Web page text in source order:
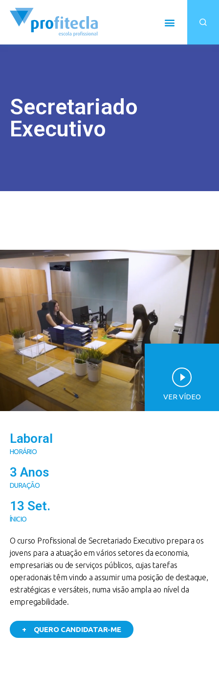
Secretariado
Executivo
VER VÍDEO
Laboral
HORÁRIO
3 Anos
DURAÇÃO
13 Set.
ÍNICIO
O curso Profissional de Secretariado Executivo prepara os
jovens para a atuação em vários setores da economia,
empresariais ou de serviços públicos, cujas tarefas
operacionais têm vindo a assumir uma posição de destaque,
estratégicas e versáteis, numa visão ampla ao nível da
empregabilidade.
+ QUERO CANDIDATAR-ME